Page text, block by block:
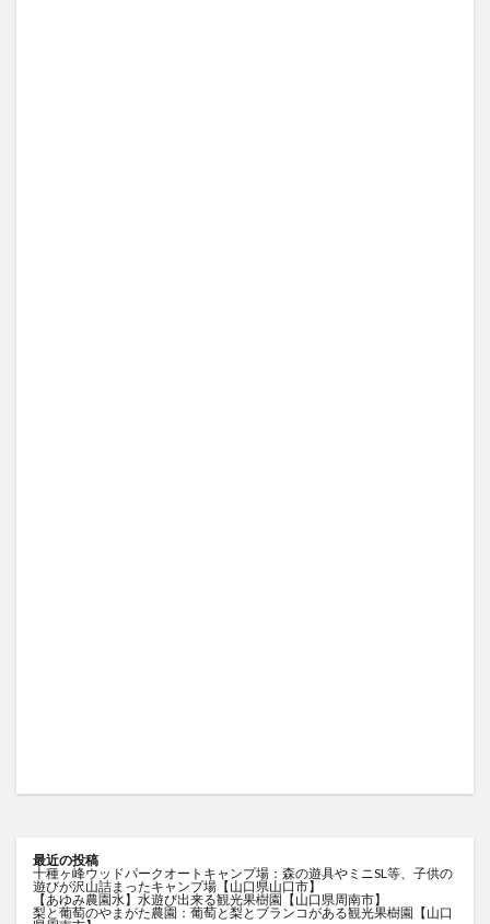
最近の投稿
十種ヶ峰ウッドパークオートキャンプ場：森の遊具やミニSL等、子供の
遊びが沢山詰まったキャンプ場【山口県山口市】
【あゆみ農園水】水遊び出来る観光果樹園【山口県周南市】
梨と葡萄のやまがた農園：葡萄と梨とブランコがある観光果樹園【山口